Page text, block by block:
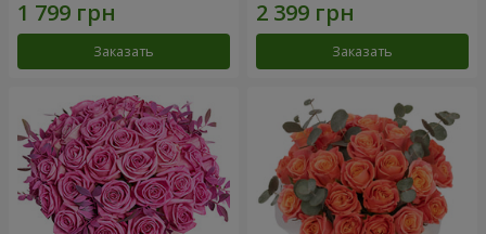
Заказать Заказать